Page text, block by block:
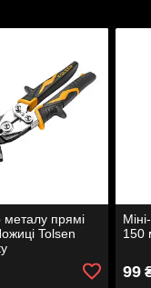
металу прямі
Tolsen
150
99